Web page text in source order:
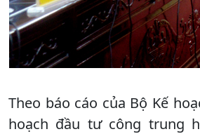
Theo báo cáo của Bộ Kế
hoạch đầu tư công trung